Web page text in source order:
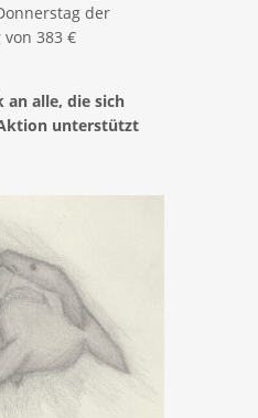
der
383 €
an alle, die sich
unterstützt